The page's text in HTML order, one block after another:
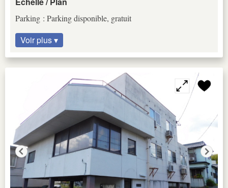
Parking : Parking disponible, gratuit
Voir plus ▾